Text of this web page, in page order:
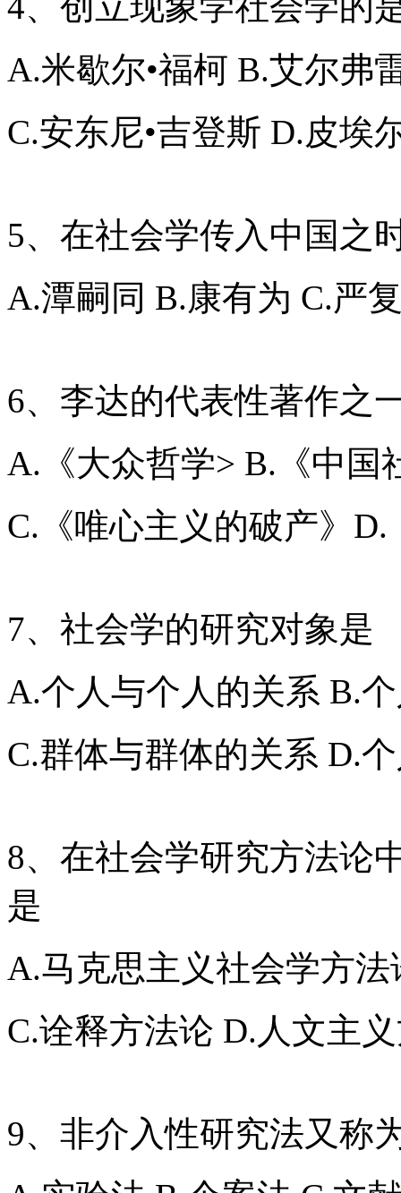
A.米歇尔•福柯 B.艾尔弗
C.安东尼•吉登斯 D.皮埃
5、在社会学传入中国之
A.潭嗣同 B.康有为 C.严
6、李达的代表性著作之
A.《大众哲学> B.《中国
C.《唯心主义的破产》
7、社会学的研究对象是
A.个人与个人的关系 B.
C.群体与群体的关系 D.
8、在社会学研究方法论
是
A.马克思主义社会学方
C.诠释方法论 D.人文主
9、非介入性研究法又称